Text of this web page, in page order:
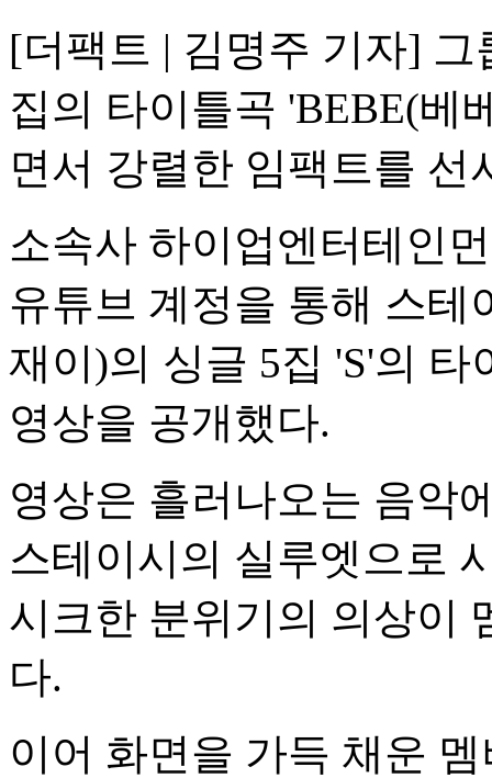
[더팩트 | 김명주 기자] 그
집의 타이틀곡 'BEBE(베
면서 강렬한 임팩트를 선
소속사 하이업엔터테인
유튜브 계정을 통해 스테
재이)의 싱글 5집 'S'의
영상을 공개했다.
영상은 흘러나오는 음악
스테이시의 실루엣으로
시크한 분위기의 의상이
다.
이어 화면을 가득 채운